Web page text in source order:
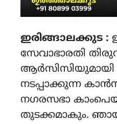
ഇരിങ്ങാലക്കുട :
സേവാഭാരതി
ആർസിസിയുമായി
നടപ്പാക്കുന്ന
നഗരസഭാ
തുടക്കമാകും.